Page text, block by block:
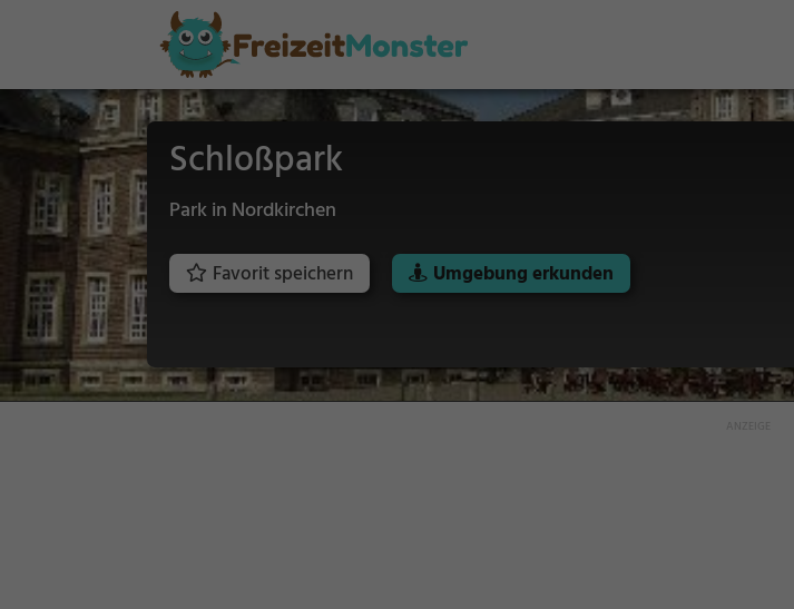
Schloßpark
Park in Nordkirchen
Favorit speichern Umgebung erkunden